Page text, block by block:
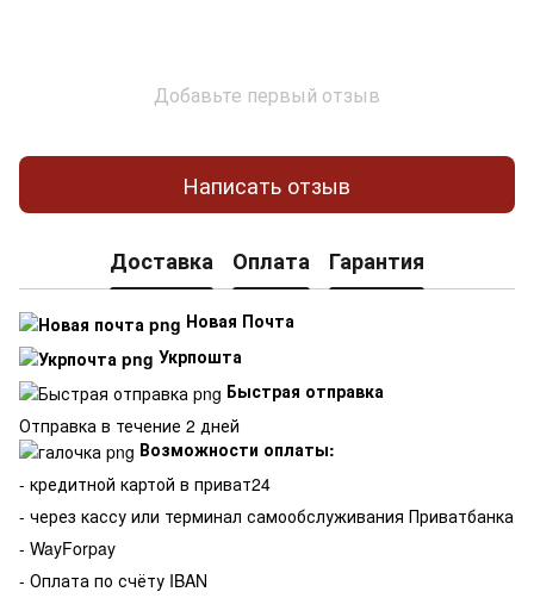
Добавьте первый отзыв
Написать отзыв
Доставка Оплата Гарантия
Новая Почта
Укрпошта
Быстрая отправка
Отправка в течение 2 дней
Возможности оплаты:
- кредитной картой в приват24
- через кассу или терминал самообслуживания Приватбанка
- WayForpay
- Оплата по счёту IBAN